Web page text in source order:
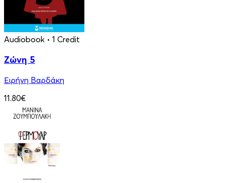
Audiobook • 1 Credit
Ζώνη 5
Ειρήνη Βαρδάκη
11.80€